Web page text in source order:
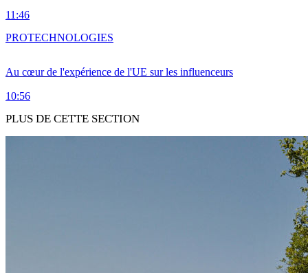
11:46
Au cœur de l'expérience de l'UE sur les influenceurs
10:56
PROTECHNOLOGIES
PLUS DE CETTE SECTION